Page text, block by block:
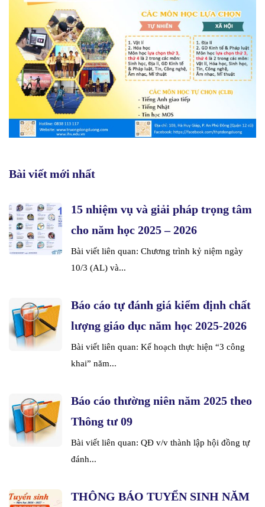
Bài viết mới nhất
15 nhiệm vụ và giải pháp trọng tâm
cho năm học 2025 – 2026
Bài viết liên quan: Chương trình kỷ niệm ngày
10/3 (AL) và...
Báo cáo tự đánh giá kiểm định chất
lượng giáo dục năm học 2025-2026
Bài viết liên quan: Kế hoạch thực hiện “3 công
khai” năm...
Báo cáo thường niên năm 2025 theo
Thông tư 09
Bài viết liên quan: QĐ v/v thành lập hội đồng tự
đánh...
THÔNG BÁO TUYỂN SINH NĂM